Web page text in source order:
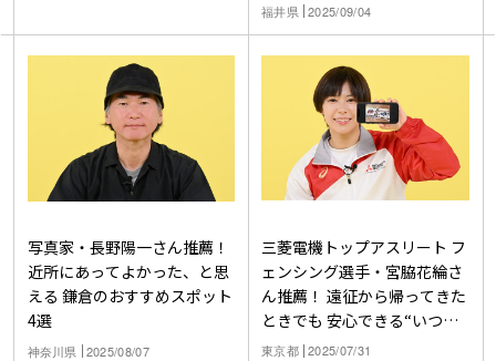
福井県 2025/09/04
写真家・長野陽一さん推薦！
近所にあってよかった、と思
える 鎌倉のおすすめスポット
4選
神奈川県 2025/08/07
三菱電機トップアスリート フ
ェンシング選手・宮脇花綸さ
ん推薦！ 遠征から帰ってきた
ときでも 安心できる“いつも
の”スポット4選
東京都 2025/07/31